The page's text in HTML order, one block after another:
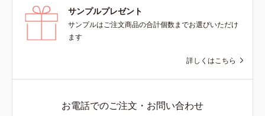
サンプルプレゼント
サンプルはご注文商品の合計個数までお選びいただけ
ます
詳しくはこちら
お電話でのご注文・お問い合わせ